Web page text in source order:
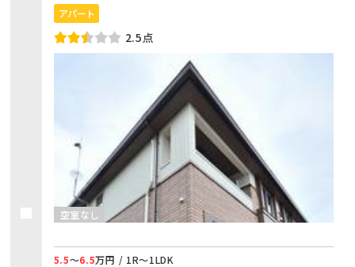
アパート
2.5点
空室なし
5.5～6.5万円 / 1R～1LDK